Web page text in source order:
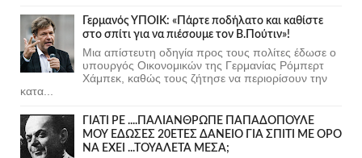
Γερμανός ΥΠΟΙΚ: «Πάρτε ποδήλατο και καθίστε
στο σπίτι για να πιέσουμε τον Β.Πούτιν»!
Μια απίστευτη οδηγία προς τους πολίτες έδωσε ο
υπουργός Οικονομικών της Γερμανίας Ρόμπερτ
Χάμπεκ, καθώς τους ζήτησε να περιορίσουν την
κατα...
ΓΙΑΤΙ ΡΕ ....ΠΑΛΙΑΝΘΡΩΠΕ ΠΑΠΑΔΟΠΟΥΛΕ
ΜΟΥ ΕΔΩΣΕΣ 20ΕΤΕΣ ΔΑΝΕΙΟ ΓΙΑ ΣΠΙΤΙ ΜΕ ΟΡΟ
ΝΑ ΕΧΕΙ ...ΤΟΥΑΛΕΤΑ ΜΕΣΑ;